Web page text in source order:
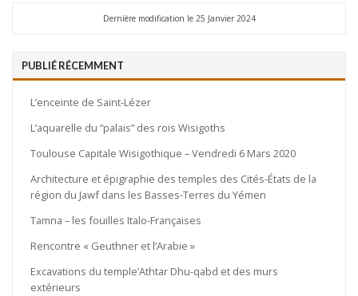
Dernière modification le 25 Janvier 2024
PUBLIÉ RÉCEMMENT
L’enceinte de Saint-Lézer
L’aquarelle du “palais” des rois Wisigoths
Toulouse Capitale Wisigothique – Vendredi 6 Mars 2020
Architecture et épigraphie des temples des Cités-États de la
région du Jawf dans les Basses-Terres du Yémen
Tamna – les fouilles Italo-Françaises
Rencontre « Geuthner et l’Arabie »
Excavations du temple’Athtar Dhu-qabd et des murs
extérieurs